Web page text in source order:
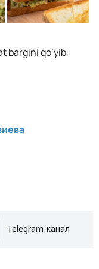
bargini qo’yib,
Telegram-канал